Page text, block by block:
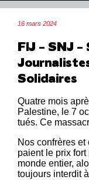
16 mars 2024
FIJ – SNJ
Solidaires
Quatre mois
Palestine, le 7
tués. Ce
Nos confrères
paient le prix
monde entier,
toujours interdit